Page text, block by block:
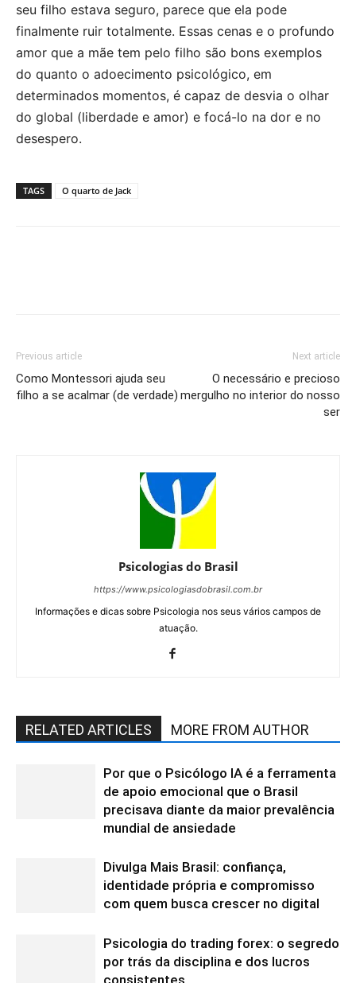
seu filho estava seguro, parece que ela pode
finalmente ruir totalmente. Essas cenas e o profundo
amor que a mãe tem pelo filho são bons exemplos
do quanto o adoecimento psicológico, em
determinados momentos, é capaz de desvia o olhar
do global (liberdade e amor) e focá-lo na dor e no
desespero.
TAGS O quarto de Jack
Previous article
Como Montessori ajuda seu
filho a se acalmar (de verdade)
Next article
O necessário e precioso
mergulho no interior do nosso
ser
Psicologias do Brasil
https://www.psicologiasdobrasil.com.br
Informações e dicas sobre Psicologia nos seus vários campos de
atuação.
RELATED ARTICLES MORE FROM AUTHOR
Por que o Psicólogo IA é a ferramenta
de apoio emocional que o Brasil
precisava diante da maior prevalência
mundial de ansiedade
Divulga Mais Brasil: confiança,
identidade própria e compromisso
com quem busca crescer no digital
Psicologia do trading forex: o segredo
por trás da disciplina e dos lucros
consistentes